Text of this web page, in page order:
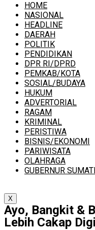
HOME
NASIONAL
HEADLINE
DAERAH
POLITIK
PENDIDIKAN
DPR RI/DPRD
PEMKAB/KOTA
SOSIAL/BUDAYA
HUKUM
ADVERTORIAL
RAGAM
KRIMINAL
PERISTIWA
BISNIS/EKONOMI
PARIWISATA
OLAHRAGA
GUBERNUR
X
Ayo, Bangkit &
Lebih Cakap